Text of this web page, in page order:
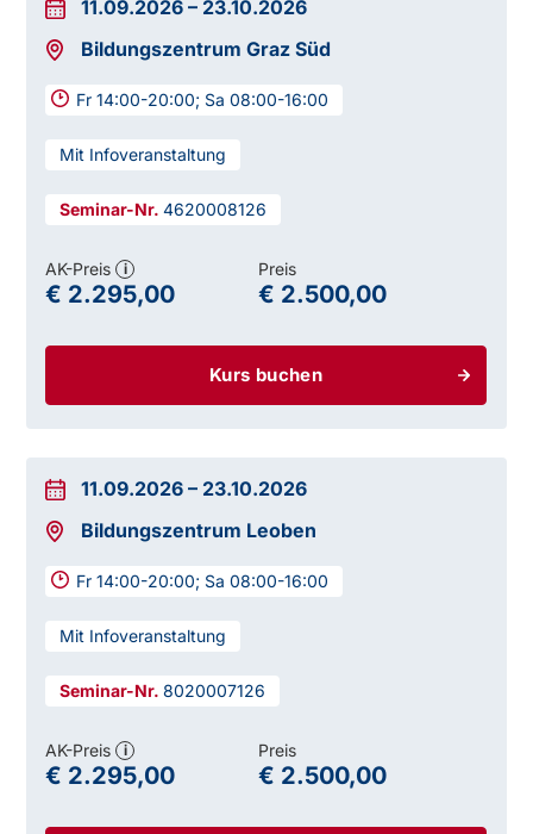
11.09.2026 – 23.10.2026
Bildungszentrum Graz Süd
Fr 14:00-20:00; Sa 08:00-16:00
Mit Infoveranstaltung
4620008126
Kurs buchen
AK-Preis i
€ 2.295,00
Preis
€ 2.500,00
11.09.2026 – 23.10.2026
Bildungszentrum Leoben
Fr 14:00-20:00; Sa 08:00-16:00
Mit Infoveranstaltung
8020007126
AK-Preis i
€ 2.295,00
Preis
€ 2.500,00